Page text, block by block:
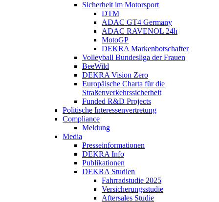
Sicherheit im Motorsport
DTM
ADAC GT4 Germany
ADAC RAVENOL 24h
MotoGP
DEKRA Markenbotschafter
Volleyball Bundesliga der Frauen
BeeWild
DEKRA Vision Zero
Europäische Charta für die
Straßenverkehrssicherheit
Funded R&D Projects
Politische Interessenvertretung
Compliance
Meldung
Media
Presseinformationen
DEKRA Info
Publikationen
DEKRA Studien
Fahrradstudie 2025
Versicherungsstudie
Aftersales Studie